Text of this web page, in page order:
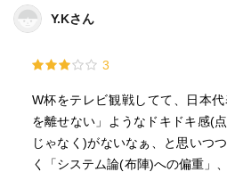
Y.Kさん
3
W杯をテレビ観戦してて、日本
を離せない」ようなドキドキ感(
じゃなく)がないなぁ、と思いつ
く「システム論(布陣)への偏重」